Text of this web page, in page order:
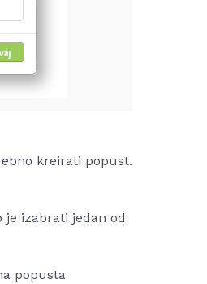
kreirati popust.
izabrati jedan od
popusta